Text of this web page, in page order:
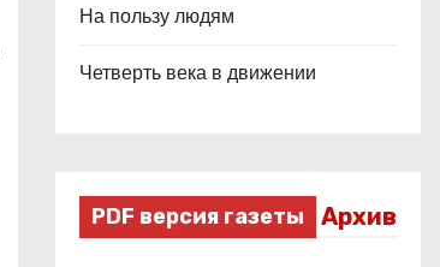
На пользу людям
Четверть века в движении
PDF версия газеты Архив